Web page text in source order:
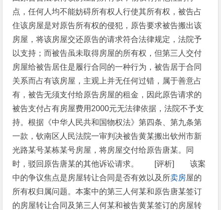
点，任何人均不能妨碍所有权人行使其所有权，被告占
住该房屋是对原告所有权的侵犯，原告要求被告搬出该
房屋，将该房屋交还原告的请求符合法律规定，法院予
以支持；而被告虽未取得房屋的所有权，但第三人交付
房屋给被告居住是履行合同的一种行为，被告居于合同
关系而占有该房屋，主观上并无任何过错，属于善意占
有，被告无须支付给原告房屋的租金，因此原告请求的
被告支付占有房屋费用2000元无法律依据，法院不予支
持。根据《中华人民共和国物权法》第四条、第九条第
一款，钦南区人民法院一审判决被告黄某搬出钦州市新
光路某号某栋某号房屋，将房屋交付给原告唐某。同
时，驳回原告唐某的其他诉讼请求。 [评析] 该案
中的争议焦点是房屋转让合同是否有效以及所卖房屋的
所有权归属问题。本案中的第三人何某和原告唐某签订
的房屋转让合同及第三人何某和被告黄某签订的房屋转